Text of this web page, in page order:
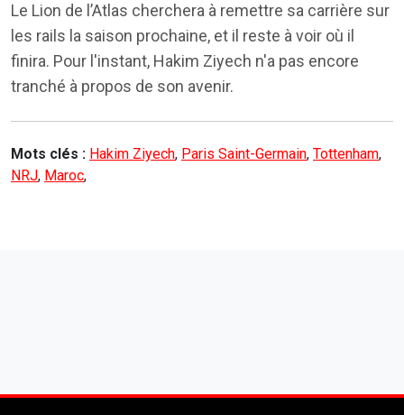
Le Lion de l’Atlas cherchera à remettre sa carrière sur
les rails la saison prochaine, et il reste à voir où il
finira. Pour l'instant, Hakim Ziyech n'a pas encore
tranché à propos de son avenir.
Mots clés : Hakim Ziyech, Paris Saint-Germain, Tottenham,
NRJ, Maroc,